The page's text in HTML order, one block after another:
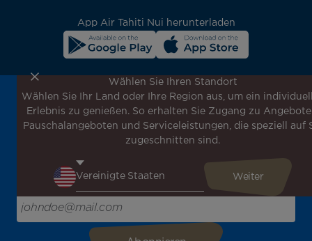
App Air Tahiti Nui herunterladen
Melden Sie sich für unseren Newsletter an, um die
neuesten Nachrichten zu erhalten!
Erhalten Sie unsere verschiedenen Sonderangebote und
Aktionen vor allen anderen, entdecken Sie unsere
inspirieren!
Bitte geben Sie hier Ihre E-Mail-Adresse ein
Wählen Sie Ihren Standort
Wählen Sie Ihr Land oder Ihre Region aus, um ein
Erlebnis zu genießen. So erhalten Sie Zugang zu
Pauschalangeboten und Serviceleistungen, die speziell auf
zugeschnitten sind.